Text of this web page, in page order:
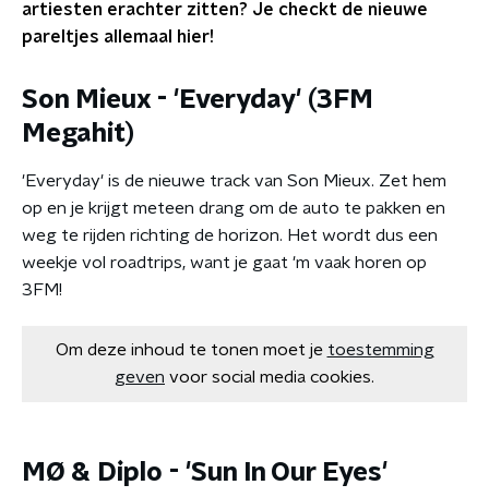
artiesten erachter zitten? Je checkt de nieuwe
pareltjes allemaal hier!
Son Mieux - 'Everyday' (3FM
Megahit)
'Everyday' is de nieuwe track van Son Mieux. Zet hem
op en je krijgt meteen drang om de auto te pakken en
weg te rijden richting de horizon. Het wordt dus een
weekje vol roadtrips, want je gaat 'm vaak horen op
3FM!
Om deze inhoud te tonen moet je toestemming
geven voor social media cookies.
MØ & Diplo - 'Sun In Our Eyes'